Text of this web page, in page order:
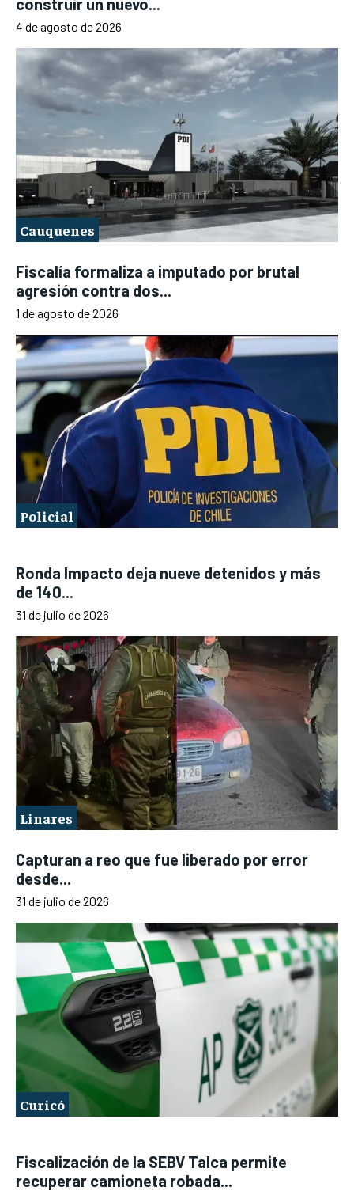
4 de agosto de 2026
Cauquenes
Fiscalía formaliza a imputado por brutal
agresión contra dos...
1 de agosto de 2026
Policial
Ronda Impacto deja nueve detenidos y más
de 140...
31 de julio de 2026
Linares
Capturan a reo que fue liberado por error
desde...
31 de julio de 2026
Curicó
Fiscalización de la SEBV Talca permite
recuperar camioneta robada...